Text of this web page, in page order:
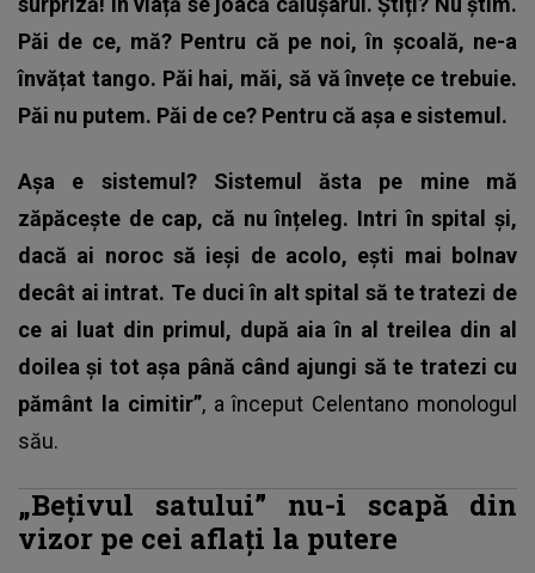
Păi de ce, mă? Pentru că pe noi, în școală, ne-a
învățat tango. Păi hai, măi, să vă învețe ce trebuie.
Păi nu putem. Păi de ce? Pentru că așa e sistemul.
Așa e sistemul? Sistemul ăsta pe mine mă
zăpăcește de cap, că nu înțeleg. Intri în spital și,
dacă ai noroc să ieși de acolo, ești mai bolnav
decât ai intrat. Te duci în alt spital să te tratezi de
ce ai luat din primul, după aia în al treilea din al
doilea și tot așa până când ajungi să te tratezi cu
pământ la cimitir”, a început Celentano monologul
său.
„Bețivul satului” nu-i scapă din
vizor pe cei aflați la putere